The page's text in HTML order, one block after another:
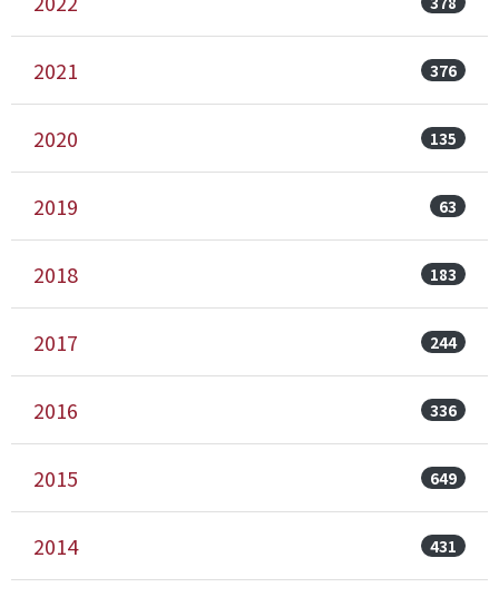
2021 376
2020 135
2019 63
2018 183
2017 244
2016 336
2015 649
2014 431